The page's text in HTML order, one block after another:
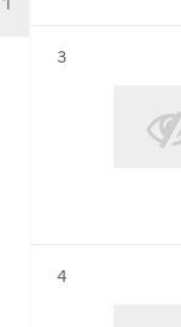
Résultat n°
3
Résultat n°
4